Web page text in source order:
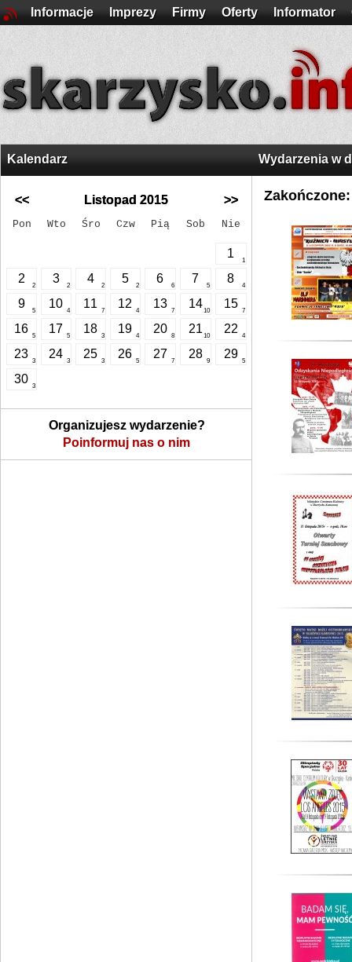
Informacje Imprezy Firmy Oferty Informator
Kalendarz
<< Listopad 2015 >>
Pon Wto Śro Czw Pią Sob Nie
1
1
2
2
3
2
4
2
5
2
6
6
7
5
8
4
9
5
10
4
11
7
12
4
13
7
14
10
15
7
16
5
17
5
18
3
19
4
20
8
21
10
22
4
23
3
24
3
25
3
26
5
27
7
28
9
29
5
30
3
Organizujesz wydarzenie?
Poinformuj nas o nim
Wydarzenia w
Zakończone: